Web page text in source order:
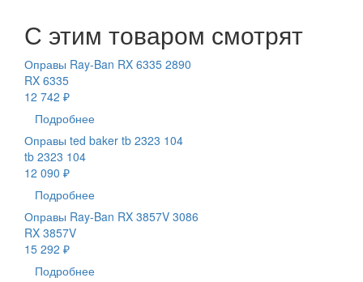
С этим товаром смотрят
Оправы Ray-Ban RX 6335 2890
RX 6335
12 742 ₽
Подробнее
Оправы ted baker tb 2323 104
tb 2323 104
12 090 ₽
Подробнее
Оправы Ray-Ban RX 3857V 3086
RX 3857V
15 292 ₽
Подробнее